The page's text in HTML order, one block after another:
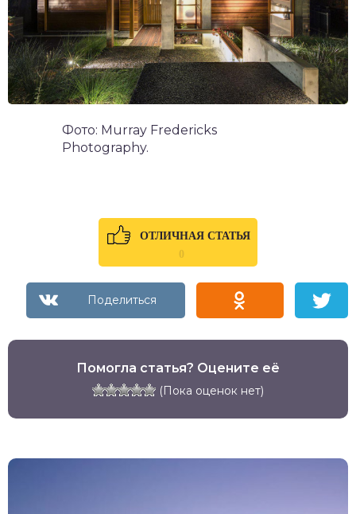
Фото: Murray Fredericks
Photography.
ОТЛИЧНАЯ СТАТЬЯ
0
Помогла статья? Оцените её
(Пока оценок нет)